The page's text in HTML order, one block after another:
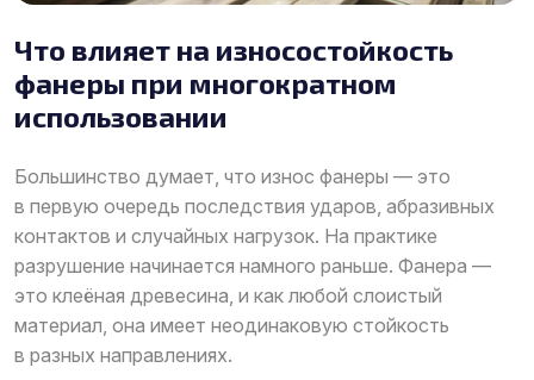
Что влияет на износостойкость
фанеры при многократном
использовании
Большинство думает, что износ фанеры — это
в первую очередь последствия ударов, абразивных
контактов и случайных нагрузок. На практике
разрушение начинается намного раньше. Фанера —
это клеёная древесина, и как любой слоистый
материал, она имеет неодинаковую стойкость
в разных направлениях.